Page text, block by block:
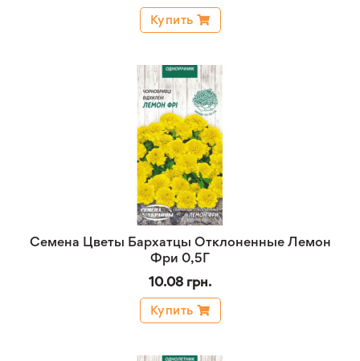
Купить
Семена Цветы Бархатцы Отклоненные Лемон
Фри 0,5Г
10.08 грн.
Купить